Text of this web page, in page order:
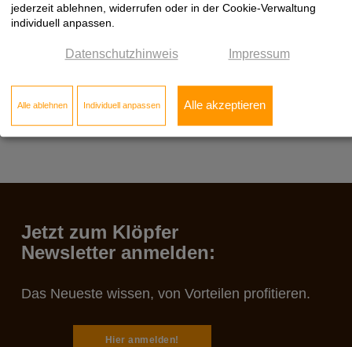
Jetzt zum Klöpfer
Newsletter anmelden:
Das Neueste wissen, von Vorteilen profitieren.
Hier anmelden!
jederzeit ablehnen, widerrufen oder in der Cookie-Verwaltung
individuell anpassen.
Datenschutzhinweis Impressum
Alle ablehnen Individuell anpassen Alle akzeptieren